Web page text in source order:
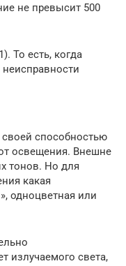
не превысит 500
То есть, когда
способностью
освещения. Внешне
тонов. Но для
какая
одноцветная или
излучаемого света,